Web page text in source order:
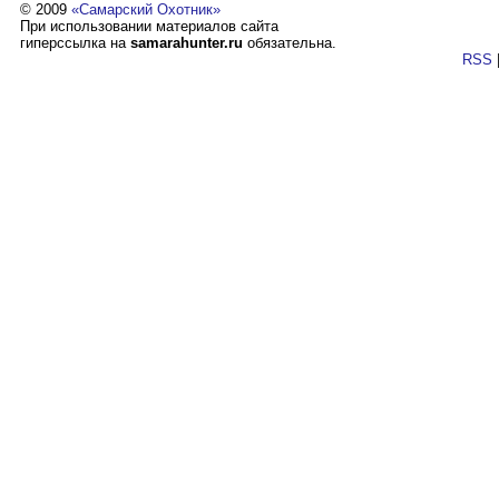
© 2009 «Самарский Охотник»
При использовании материалов сайта
гиперссылка на samarahunter.ru обязательна.
RSS